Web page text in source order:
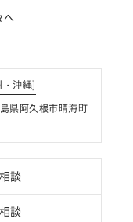
へ
・沖縄]
県阿久根市晴海町
談
談